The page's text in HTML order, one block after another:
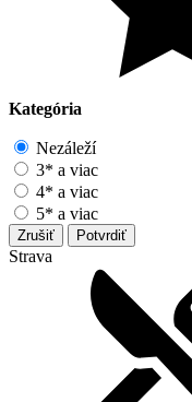
Kategória
Nezáleží
3* a viac
4* a viac
5* a viac
Zrušiť Potvrdiť
Strava